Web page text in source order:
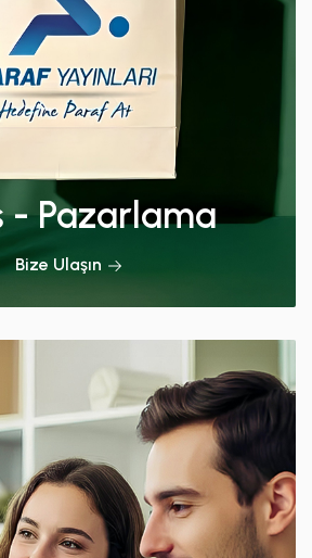
- Pazarlama
Bize Ulaşın